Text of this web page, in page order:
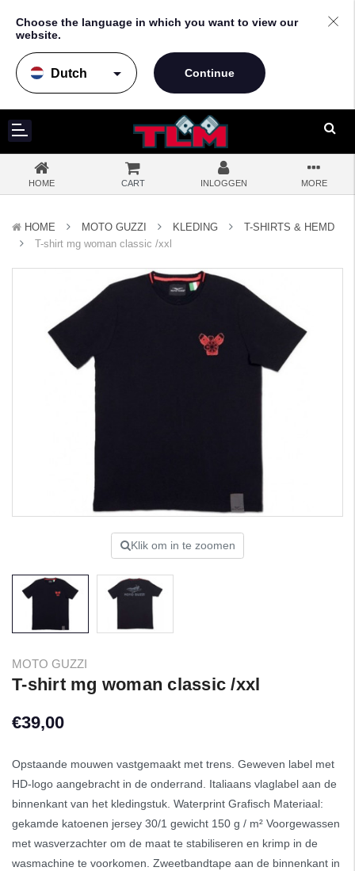
Choose the language in which you want to view our
website.
arrow_drop_down
HOME CART INLOGGEN MORE
HOME MOTO GUZZI KLEDING
T-SHIRTS & HEMD
T-shirt mg woman classic /xxl
Klik om in te zoomen
MOTO GUZZI
T-shirt mg woman classic /xxl
€39,00
Opstaande mouwen vastgemaakt met trens. Geweven label met
HD-logo aangebracht in de onderrand. Italiaans vlaglabel aan de
binnenkant van het kledingstuk. Waterprint Grafisch Materiaal:
gekamde katoenen jersey 30/1 gewicht 150 g / m² Voorgewassen
met wasverzachter om de maat te stabiliseren en krimp in de
wasmachine te voorkomen. Zweetbandtape aan de binnenkant in